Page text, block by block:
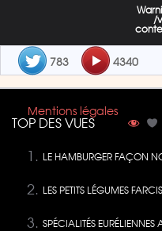
/
783 4340
Mentions légales
TOP DES VUES
LE HAMBURGER FAÇON
LES PETITS LÉGUMES
SPÉCIALITÉS